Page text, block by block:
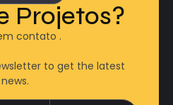
Projetos?
contato .
to get the latest
news.